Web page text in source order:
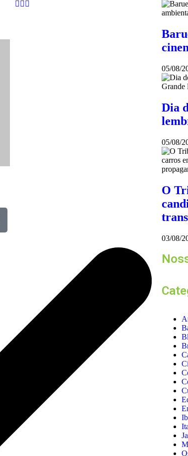
05/08/
Dia
05/08/
O
03/08/